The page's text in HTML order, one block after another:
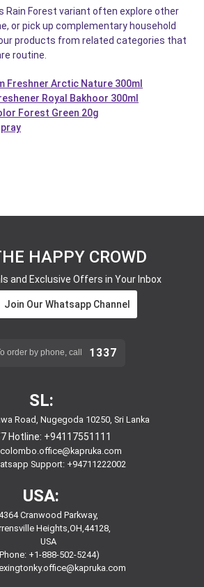
Rain Forest variant often explore other
or pick up complementary household
products from related categories that
routine.
Freshner Arctic Nature 300ml
Royal Bakhoor 300ml
Forest Green 20g
HAPPY CROWD
and Exclusive Offers in Your Inbox
Join Our Whatsapp Channel
order by phone, call 1337
SL:
Road, Nugegoda 10250, Sri Lanka
Hotline: +94117551111
colombo.office@kapruka.com
Support: +94711222002
USA:
Cranwood Parkway,
Heights,OH,44128,
USA
+1-888-502-5244)